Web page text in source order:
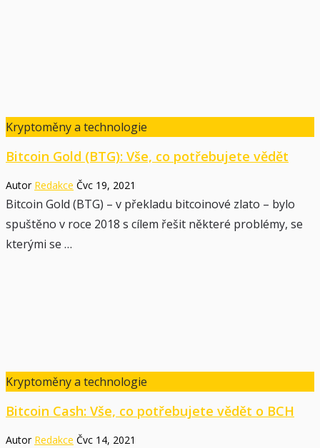
Kryptoměny a technologie
Bitcoin Gold (BTG): Vše, co potřebujete vědět
Autor Redakce Čvc 19, 2021
Bitcoin Gold (BTG) – v překladu bitcoinové zlato – bylo
spuštěno v roce 2018 s cílem řešit některé problémy, se
kterými se …
Kryptoměny a technologie
Bitcoin Cash: Vše, co potřebujete vědět o BCH
Autor Redakce Čvc 14, 2021